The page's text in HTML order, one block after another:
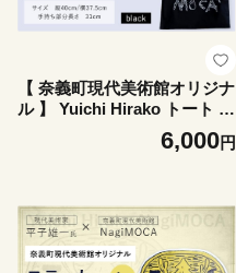
【 奈義町現代美術館オリジナ
ル 】 Yuichi Hirako トート N
agiMOCA black トートバッ
グ トートバック バッグ バッ
ーション コラボ 平子雄一 グ
ッズ 雑貨 メンズ レディース
6,000円